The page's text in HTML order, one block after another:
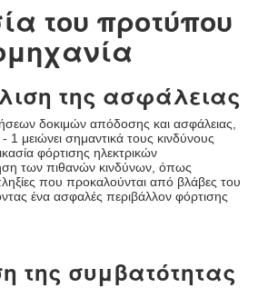
του προτύπου
της ασφάλειας
δοκιμών απόδοσης και ασφάλειας,
μειώνει σημαντικά τους κινδύνους
φόρτισης ηλεκτρικών
των πιθανών κινδύνων, όπως
που προκαλούνται από βλάβες του
ένα ασφαλές περιβάλλον φόρτισης
της συμβατότητας